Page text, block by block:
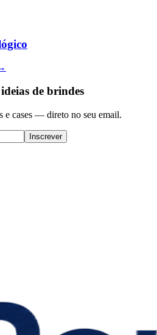
de brindes
e cases — direto no seu email.
Inscrever